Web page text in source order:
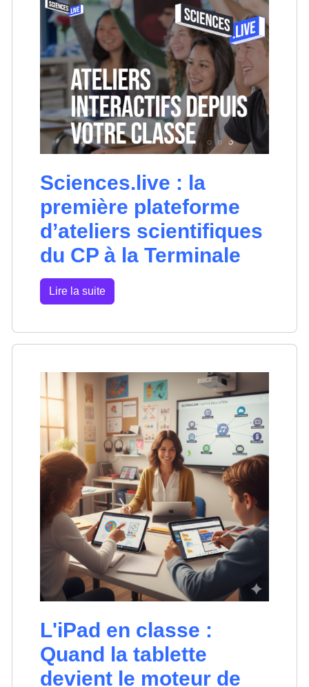
Sciences.live : la
première plateforme
d’ateliers scientifiques
du CP à la Terminale
Lire la suite
L'iPad en classe :
Quand la tablette
devient le moteur de